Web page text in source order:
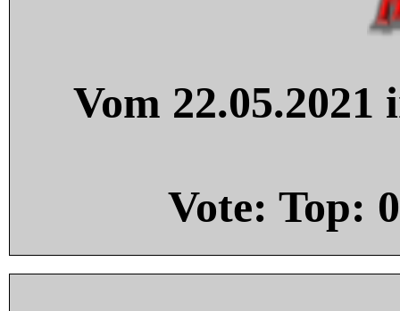
Vom
Vote: Top: 0